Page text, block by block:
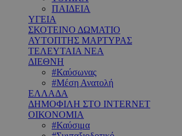
ΠΑΙΔΕΙΑ
ΥΓΕΙΑ
ΣΚΟΤΕΙΝΟ ΔΩΜΑΤΙΟ
ΑΥΤΟΠΤΗΣ ΜΑΡΤΥΡΑΣ
ΤΕΛΕΥΤΑΙΑ ΝΕΑ
ΔΙΕΘΝΗ
#Καύσωνας
#Μέση Ανατολή
ΕΛΛΑΔΑ
ΔΗΜΟΦΙΛΗ ΣΤΟ INTERNET
ΟΙΚΟΝΟΜΙΑ
#Καύσιμα